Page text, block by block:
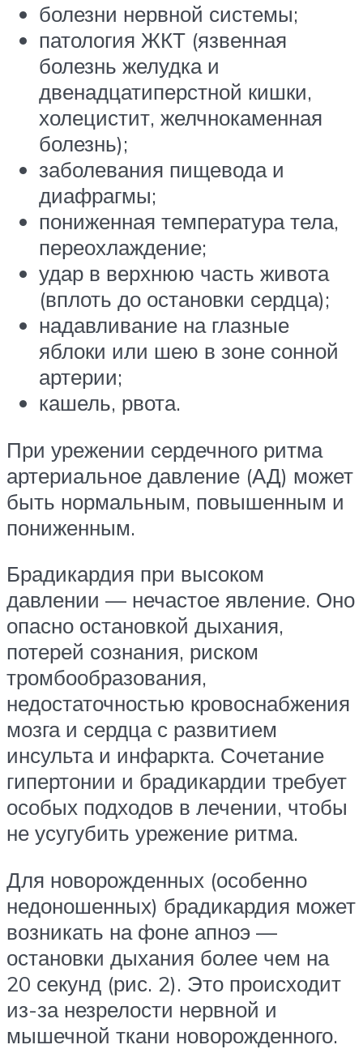
болезни нервной системы;
патология ЖКТ (язвенная
болезнь желудка и
двенадцатиперстной кишки,
холецистит, желчнокаменная
болезнь);
заболевания пищевода и
диафрагмы;
пониженная температура тела,
переохлаждение;
удар в верхнюю часть живота
(вплоть до остановки сердца);
надавливание на глазные
яблоки или шею в зоне сонной
артерии;
кашель, рвота.
При урежении сердечного ритма
артериальное давление (АД) может
быть нормальным, повышенным и
пониженным.
Брадикардия при высоком
давлении — нечастое явление. Оно
опасно остановкой дыхания,
потерей сознания, риском
тромбообразования,
недостаточностью кровоснабжения
мозга и сердца с развитием
инсульта и инфаркта. Сочетание
гипертонии и брадикардии требует
особых подходов в лечении, чтобы
не усугубить урежение ритма.
Для новорожденных (особенно
недоношенных) брадикардия может
возникать на фоне апноэ —
остановки дыхания более чем на
20 секунд (рис. 2). Это происходит
из-за незрелости нервной и
мышечной ткани новорожденного.